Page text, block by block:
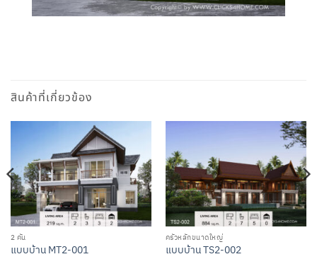
สินค้าที่เกี่ยวข้อง
2 คัน
แบบบ้าน MT2-001
ครัวหลักขนาดใหญ่
แบบบ้าน TS2-002